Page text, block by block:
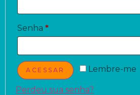
Senha *
Lembre-me
ACESSAR
Perdeu sua senha?